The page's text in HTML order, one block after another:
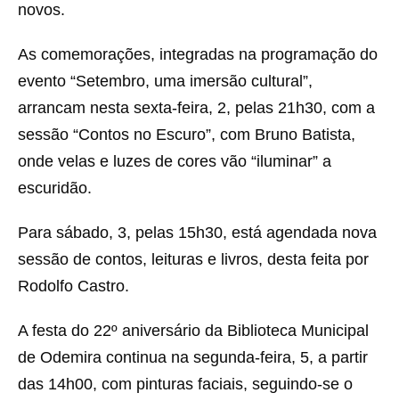
novos.
As comemorações, integradas na programação do
evento “Setembro, uma imersão cultural”,
arrancam nesta sexta-feira, 2, pelas 21h30, com a
sessão “Contos no Escuro”, com Bruno Batista,
onde velas e luzes de cores vão “iluminar” a
escuridão.
Para sábado, 3, pelas 15h30, está agendada nova
sessão de contos, leituras e livros, desta feita por
Rodolfo Castro.
A festa do 22º aniversário da Biblioteca Municipal
de Odemira continua na segunda-feira, 5, a partir
das 14h00, com pinturas faciais, seguindo-se o